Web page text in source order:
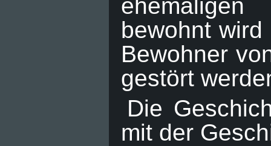
bewohnt
Bewohner
gestört
Die
mit der